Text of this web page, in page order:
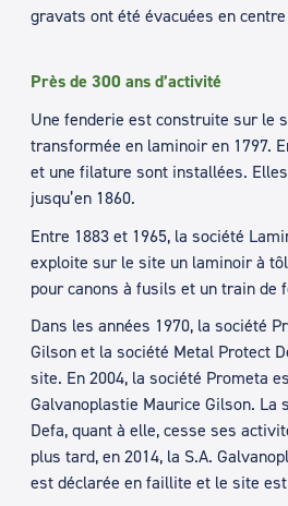
gravats ont été évacuées en
Près de 300 ans d’activité
Une fenderie est construite sur le
transformée en laminoir en 1797.
et une filature sont installées.
jusqu’en 1860.
Entre 1883 et 1965, la société
exploite sur le site un laminoir à
pour canons à fusils et un train de
Dans les années 1970, la société
Gilson et la société Metal Protect
site. En 2004, la société Prometa
Galvanoplastie Maurice Gilson. La
Defa, quant à elle, cesse ses
plus tard, en 2014, la S.A.
est déclarée en faillite et le site est